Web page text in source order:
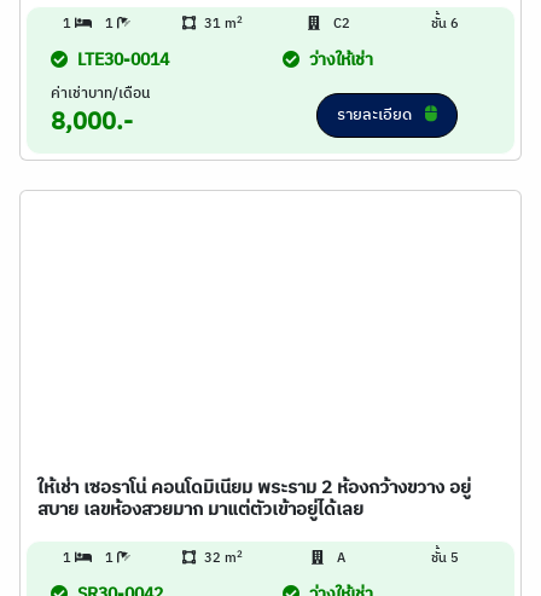
1 1 31 m2 C2 ชั้น 6
LTE30-0014 ว่างให้เช่า
ค่าเช่าบาท/เดือน
8,000.- รายละเอียด
ให้เช่า เซอราโน่ คอนโดมิเนียม พระราม 2 ห้องกว้างขวาง อยู่
สบาย เลขห้องสวยมาก มาแต่ตัวเข้าอยู่ได้เลย
1 1 32 m2 A ชั้น 5